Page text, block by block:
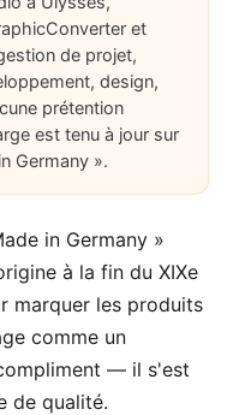
et
de projet,
design,
prétention
est tenu à jour sur
Germany ».
in Germany »
à la fin du XIXe
marquer les produits
comme un
— il s'est
de qualité.